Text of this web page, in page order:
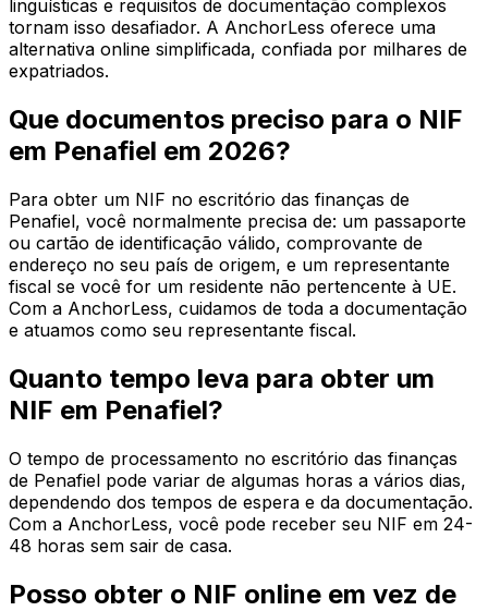
linguísticas e requisitos de documentação complexos
tornam isso desafiador. A AnchorLess oferece uma
alternativa online simplificada, confiada por milhares de
expatriados.
Que documentos preciso para o NIF
em Penafiel em 2026?
Para obter um NIF no escritório das finanças de
Penafiel, você normalmente precisa de: um passaporte
ou cartão de identificação válido, comprovante de
endereço no seu país de origem, e um representante
fiscal se você for um residente não pertencente à UE.
Com a AnchorLess, cuidamos de toda a documentação
e atuamos como seu representante fiscal.
Quanto tempo leva para obter um
NIF em Penafiel?
O tempo de processamento no escritório das finanças
de Penafiel pode variar de algumas horas a vários dias,
dependendo dos tempos de espera e da documentação.
Com a AnchorLess, você pode receber seu NIF em 24-
48 horas sem sair de casa.
Posso obter o NIF online em vez de